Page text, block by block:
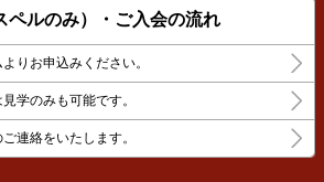
ペルのみ）・ご入会の流れ
りお申込みください。
学のみも可能です。
連絡をいたします。